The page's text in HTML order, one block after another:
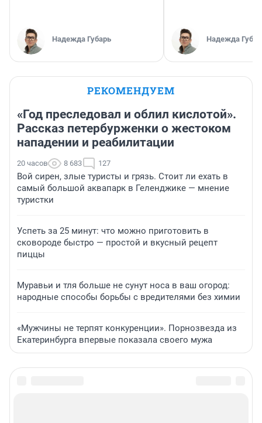
Надежда Губарь Надежда
РЕКОМЕНДУЕМ
«Год преследовал и облил кислотой».
Рассказ петербурженки о жестоком
нападении и реабилитации
20 часов 8 683 127
Вой сирен, злые туристы и грязь. Стоит ли ехать в
самый большой аквапарк в Геленджике — мнение
туристки
Успеть за 25 минут: что можно приготовить в
сковороде быстро — простой и вкусный рецепт
пиццы
Муравьи и тля больше не сунут носа в ваш огород:
народные способы борьбы с вредителями без химии
«Мужчины не терпят конкуренции». Порнозвезда из
Екатеринбурга впервые показала своего мужа